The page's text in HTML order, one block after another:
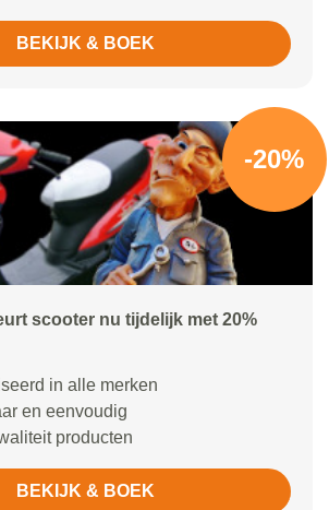
BEKIJK & BOEK
-20%
scooter nu tijdelijk met 20%
in alle merken
en eenvoudig
producten
BEKIJK & BOEK